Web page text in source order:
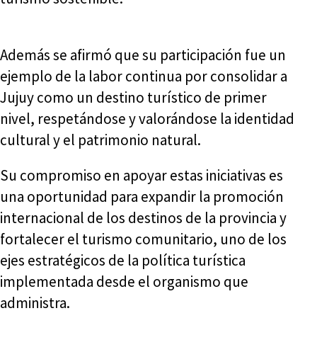
Además se afirmó que su participación fue un
ejemplo de la labor continua por consolidar a
Jujuy como un destino turístico de primer
nivel, respetándose y valorándose la identidad
cultural y el patrimonio natural.
Su compromiso en apoyar estas iniciativas es
una oportunidad para expandir la promoción
internacional de los destinos de la provincia y
fortalecer el turismo comunitario, uno de los
ejes estratégicos de la política turística
implementada desde el organismo que
administra.